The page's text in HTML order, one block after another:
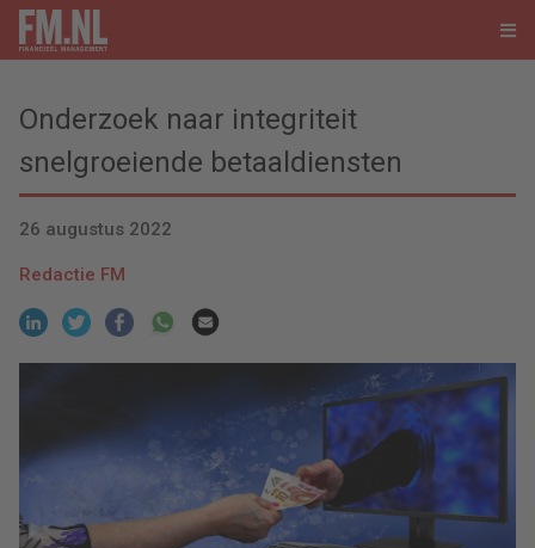
Onderzoek naar integriteit
snelgroeiende betaaldiensten
26 augustus 2022
Redactie FM